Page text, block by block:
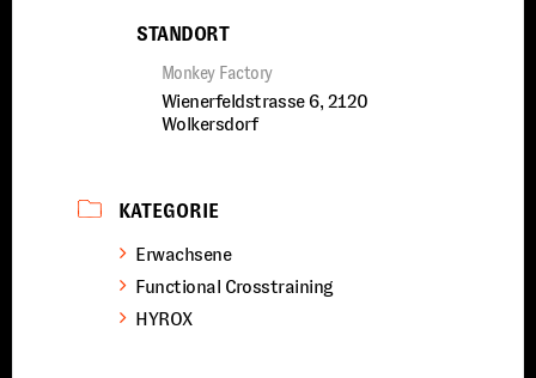
STANDORT
Monkey Factory
Wienerfeldstrasse 6, 2120
Wolkersdorf
KATEGORIE
Erwachsene
Functional Crosstraining
HYROX